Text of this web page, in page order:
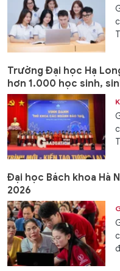
Trường Đại học Hạ
hơn 1.000 học sinh,
Đại học Bách khoa Hà
2026